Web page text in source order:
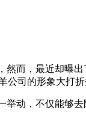
而，最近却曝
司的形象大打
动，不仅能够